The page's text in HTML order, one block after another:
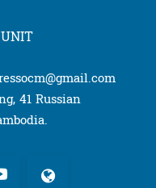
41 Russian